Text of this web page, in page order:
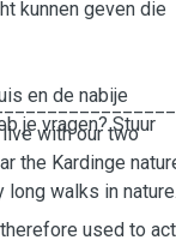
kunnen geven die
en de nabije
je vragen? Stuur
live with our two
the Kardinge
long walks in
used to